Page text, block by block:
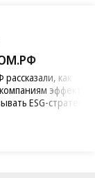
как
ESG-стратегию